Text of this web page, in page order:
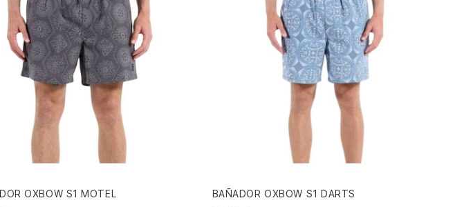
OXBOW S1 MOTEL
BAÑADOR OXBOW S1 DARTS